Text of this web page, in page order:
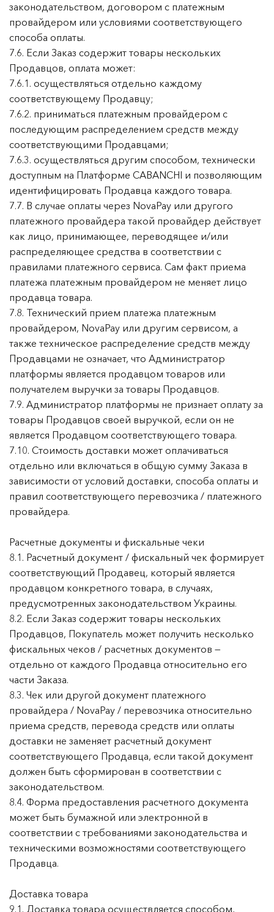
законодательством, договором с платежным
провайдером или условиями соответствующего
способа оплаты.
7.6. Если Заказ содержит товары нескольких
Продавцов, оплата может:
7.6.1. осуществляться отдельно каждому
соответствующему Продавцу;
7.6.2. приниматься платежным провайдером с
последующим распределением средств между
соответствующими Продавцами;
7.6.3. осуществляться другим способом, технически
доступным на Платформе CABANCHI и позволяющим
идентифицировать Продавца каждого товара.
7.7. В случае оплаты через NovaPay или другого
платежного провайдера такой провайдер действует
как лицо, принимающее, переводящее и/или
распределяющее средства в соответствии с
правилами платежного сервиса. Сам факт приема
платежа платежным провайдером не меняет лицо
продавца товара.
7.8. Технический прием платежа платежным
провайдером, NovaPay или другим сервисом, а
также техническое распределение средств между
Продавцами не означает, что Администратор
платформы является продавцом товаров или
получателем выручки за товары Продавцов.
7.9. Администратор платформы не признает оплату за
товары Продавцов своей выручкой, если он не
является Продавцом соответствующего товара.
7.10. Стоимость доставки может оплачиваться
отдельно или включаться в общую сумму Заказа в
зависимости от условий доставки, способа оплаты и
правил соответствующего перевозчика / платежного
провайдера.
Расчетные документы и фискальные чеки
8.1. Расчетный документ / фискальный чек формирует
соответствующий Продавец, который является
продавцом конкретного товара, в случаях,
предусмотренных законодательством Украины.
8.2. Если Заказ содержит товары нескольких
Продавцов, Покупатель может получить несколько
фискальных чеков / расчетных документов —
отдельно от каждого Продавца относительно его
части Заказа.
8.3. Чек или другой документ платежного
провайдера / NovaPay / перевозчика относительно
приема средств, перевода средств или оплаты
доставки не заменяет расчетный документ
соответствующего Продавца, если такой документ
должен быть сформирован в соответствии с
законодательством.
8.4. Форма предоставления расчетного документа
может быть бумажной или электронной в
соответствии с требованиями законодательства и
техническими возможностями соответствующего
Продавца.
Доставка товара
9.1. Доставка товара осуществляется способом,